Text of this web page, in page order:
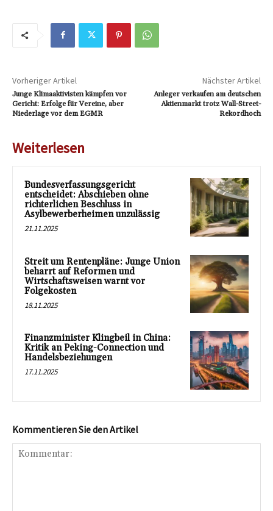
Vorheriger Artikel
Junge Klimaaktivisten kämpfen vor
Gericht: Erfolge für Vereine, aber
Niederlage vor dem EGMR
Nächster Artikel
Anleger verkaufen am deutschen
Aktienmarkt trotz Wall-Street-
Rekordhoch
Weiterlesen
Bundesverfassungsgericht
entscheidet: Abschieben ohne
richterlichen Beschluss in
Asylbewerberheimen unzulässig
21.11.2025
Streit um Rentenpläne: Junge Union
beharrt auf Reformen und
Wirtschaftsweisen warnt vor
Folgekosten
18.11.2025
Finanzminister Klingbeil in China:
Kritik an Peking-Connection und
Handelsbeziehungen
17.11.2025
Kommentieren Sie den Artikel